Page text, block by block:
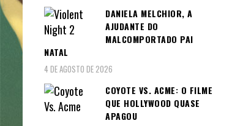
DANIELA MELCHIOR, A
AJUDANTE DO
MALCOMPORTADO PAI
NATAL
4 DE AGOSTO DE 2026
COYOTE VS. ACME: O FILME
QUE HOLLYWOOD QUASE
APAGOU